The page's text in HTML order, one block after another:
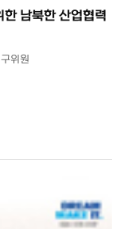
남북한 산업협력
위원